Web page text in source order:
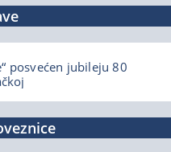
posvećen jubileju 80